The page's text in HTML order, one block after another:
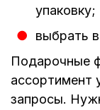
упаковку;
выбрать
Подарочные
ассортимент
запросы.